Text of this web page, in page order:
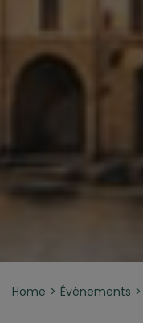
Home Événements